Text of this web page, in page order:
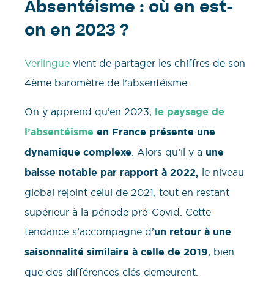
Absentéisme : où en est-
on en 2023 ?
Verlingue vient de partager les chiffres de son
4ème baromètre de l’absentéisme.
On y apprend qu’en 2023, le paysage de
l’absentéisme en France présente une
dynamique complexe . Alors qu’il y a une
baisse notable par rapport à 2022, le niveau
global rejoint celui de 2021, tout en restant
supérieur à la période pré-Covid. Cette
tendance s’accompagne d’un retour à une
saisonnalité similaire à celle de 2019, bien
que des différences clés demeurent.